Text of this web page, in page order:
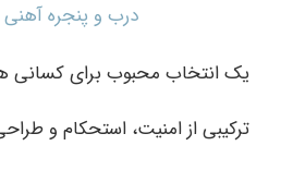
درب و پنجره
یک انتخاب محبوب برای کسانی
ترکیبی از امنیت، استحکام و